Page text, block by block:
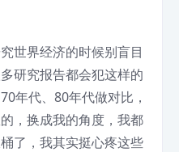
世界经济的时候别盲目
研究报告都会犯这样的
年代、80年代做对比，
，换成我的角度，我都
了，我其实挺心疼这些